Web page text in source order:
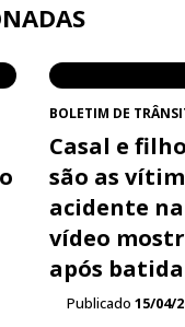
BOLETIM DE
Casal e
são as
acidente na
vídeo
após batida
Publicado 15/04/